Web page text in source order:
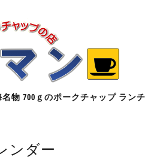
物 700ｇのポークチャップ ランチ
ンダー